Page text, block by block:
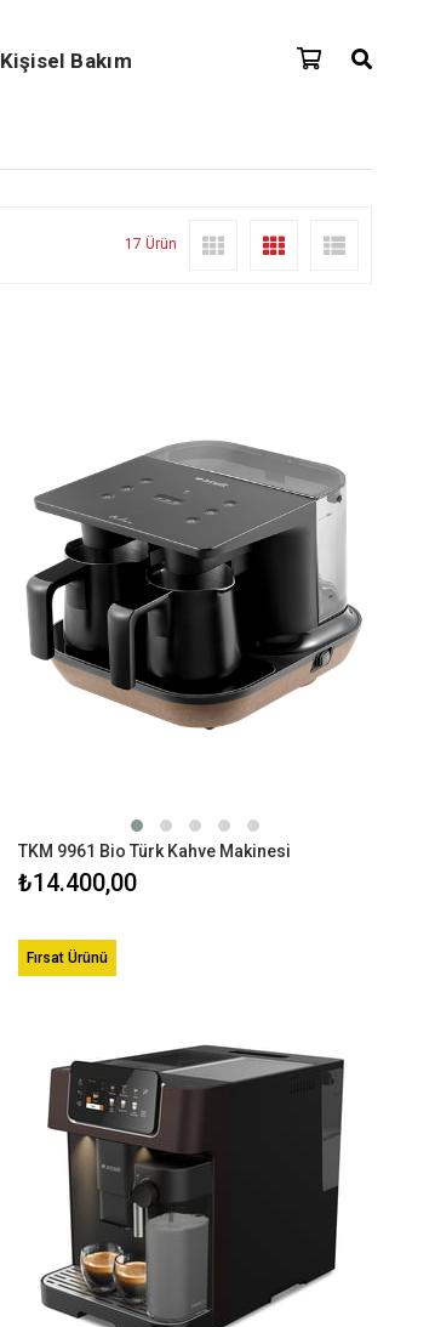
Kişisel Bakım
17 Ürün
TKM 9961 Bio Türk Kahve Makinesi
₺14.400,00
Fırsat Ürünü